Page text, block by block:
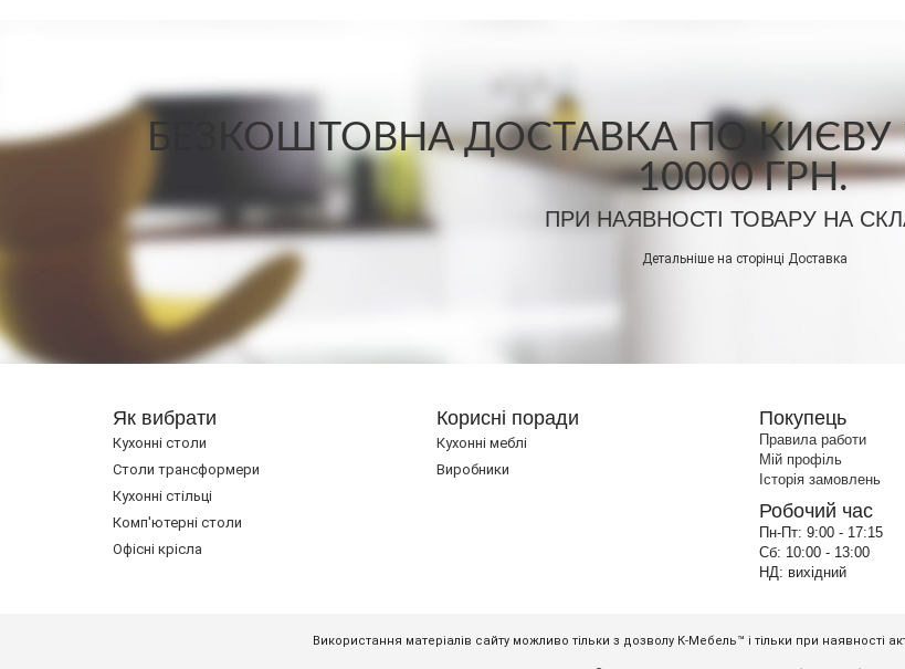
БЕЗКОШТОВНА ДОСТАВКА ПО КИЄВУ
10000 ГРН.
ПРИ НАЯВНОСТІ ТОВАРУ НА
Детальніше на сторінці Доставка
Як вибрати
Кухонні столи
Cтоли трансформери
Кухонні стільці
Комп'ютерні столи
Офісні крісла
Корисні поради
Кухонні меблі
Виробники
Використання матеріалів сайту можливо тільки з дозволу К-Мебель™ і тільки при наявності
Покупець
Правила работи
Мій профіль
Історія замовлень
Робочий час
Пн-Пт: 9:00 - 17:15
Сб: 10:00 - 13:00
НД: вихідний